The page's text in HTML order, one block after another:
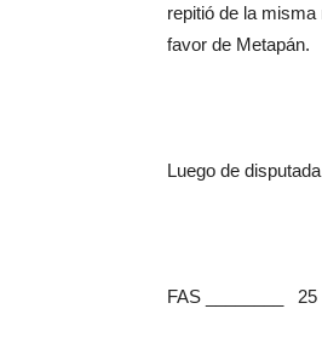
repitió de la
favor de Metapán.
Luego de
FAS ________ 25